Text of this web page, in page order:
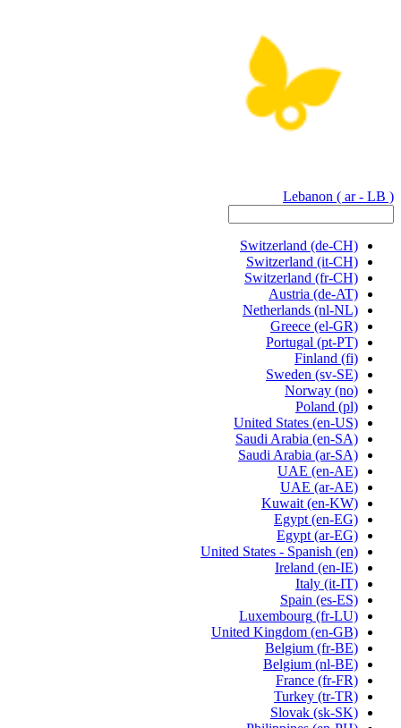
Lebanon ( ar - LB )
Switzerland (de-CH)
Switzerland (it-CH)
Switzerland (fr-CH)
Austria (de-AT)
Netherlands (nl-NL)
Greece (el-GR)
Portugal (pt-PT)
Finland (fi)
Sweden (sv-SE)
Norway (no)
Poland (pl)
United States (en-US)
Saudi Arabia (en-SA)
Saudi Arabia (ar-SA)
UAE (en-AE)
UAE (ar-AE)
Kuwait (en-KW)
Egypt (en-EG)
Egypt (ar-EG)
United States - Spanish (en)
Ireland (en-IE)
Italy (it-IT)
Spain (es-ES)
Luxembourg (fr-LU)
United Kingdom (en-GB)
Belgium (fr-BE)
Belgium (nl-BE)
France (fr-FR)
Turkey (tr-TR)
Slovak (sk-SK)